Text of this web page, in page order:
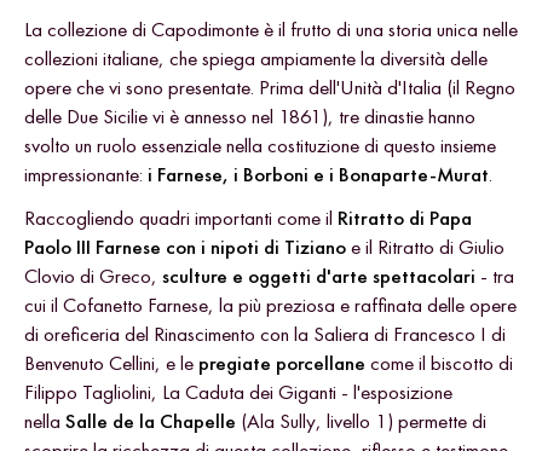
La collezione di Capodimonte è il frutto di una storia unica nelle
collezioni italiane, che spiega ampiamente la diversità delle
opere che vi sono presentate. Prima dell'Unità d'Italia (il Regno
delle Due Sicilie vi è annesso nel 1861), tre dinastie hanno
svolto un ruolo essenziale nella costituzione di questo insieme
impressionante: i Farnese, i Borboni e i Bonaparte-Murat.
Raccogliendo quadri importanti come il Ritratto di Papa
Paolo III Farnese con i nipoti di Tizianoe il Ritratto di Giulio
Clovio di Greco, sculture e oggetti d'arte spettacolari - tra
cui il Cofanetto Farnese, la più preziosa e raffinata delle opere
di oreficeria del Rinascimento con la Saliera di Francesco I di
Benvenuto Cellini, e le pregiate porcellane come il biscotto di
Filippo Tagliolini, La Caduta dei Giganti - l'esposizione
nella Salle de la Chapelle (Ala Sully, livello 1) permette di